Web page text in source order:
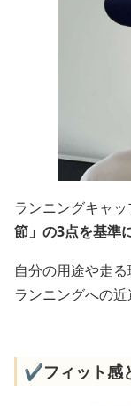
ランニングキャッ
節」の3点を基準
自分の用途や走
ランニングへの近
✔️フィット感